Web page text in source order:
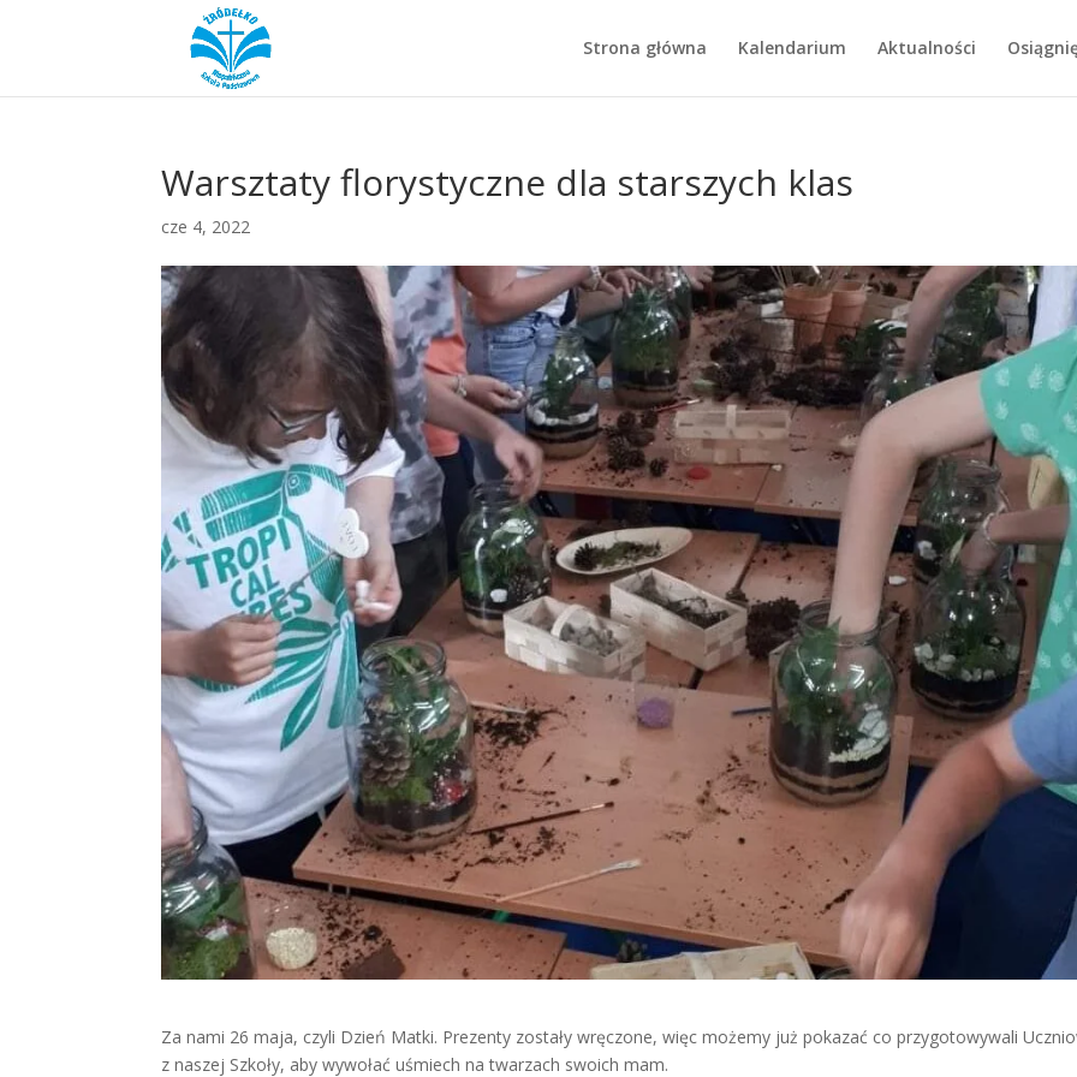
Strona główna Kalendarium Aktualności
Warsztaty florystyczne dla starszych klas
cze 4, 2022
Za nami 26 maja, czyli Dzień Matki. Prezenty zostały wręczone, więc możemy już pokazać co przygotowywali
z naszej Szkoły, aby wywołać uśmiech na twarzach swoich mam.